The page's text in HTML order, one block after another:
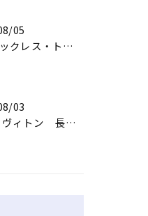
05
《K18ネックレス・トップ》
03
《ルイ・ヴィトン 長財布》